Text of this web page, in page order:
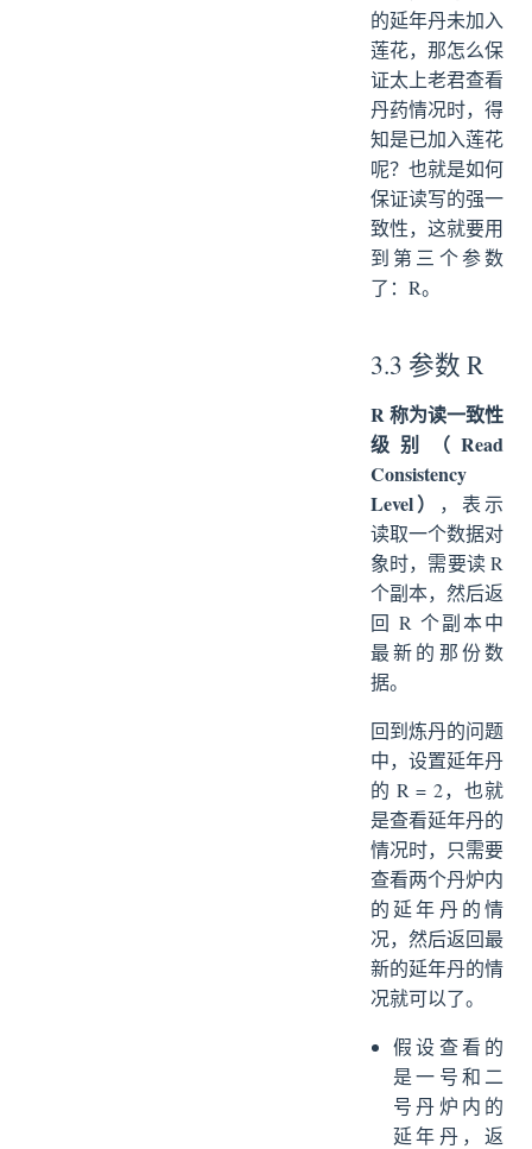
的延年丹未加入
莲花，那怎么保
证太上老君查看
丹药情况时，得
知是已加入莲花
呢？也就是如何
保证读写的强一
致性，这就要用
到第三个参数
了：R。
3.3 参数 R
R 称为读一致性
级别（Read
Consistency
Level）
，表示
读取一个数据对
象时，需要读 R
个副本，然后返
回 R 个副本中
最新的那份数
据。
回到炼丹的问题
中，设置延年丹
的 R = 2，也就
是查看延年丹的
情况时，只需要
查看两个丹炉内
的延年丹的情
况，然后返回最
新的延年丹的情
况就可以了。
假设查看的
是一号和二
号丹炉内的
延年丹，返